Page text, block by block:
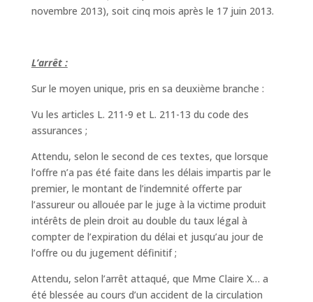
novembre 2013), soit cinq mois après le 17 juin 2013.
L’arrêt :
Sur le moyen unique, pris en sa deuxième branche :
Vu les articles L. 211-9 et L. 211-13 du code des
assurances ;
Attendu, selon le second de ces textes, que lorsque
l’offre n’a pas été faite dans les délais impartis par le
premier, le montant de l’indemnité offerte par
l’assureur ou allouée par le juge à la victime produit
intérêts de plein droit au double du taux légal à
compter de l’expiration du délai et jusqu’au jour de
l’offre ou du jugement définitif ;
Attendu, selon l’arrêt attaqué, que Mme Claire X… a
été blessée au cours d’un accident de la circulation